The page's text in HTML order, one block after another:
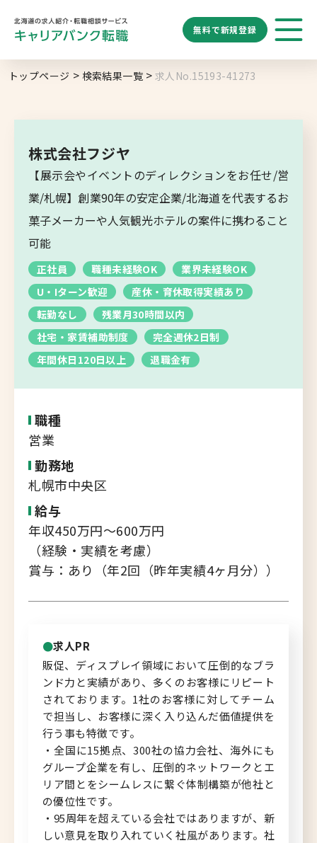
無料で新規登録
キャリアバンク
北海道へのU・Iターン向け
転職情報
キャリアマップ
転職の体験談
転職と年収のハナシ
転職コラム
求人を探す ブックマーク
転職支援サービス
勤務地 業種 職種
道央エリア
空知エリア
道東エリア
釧路・根室エリア
オホーツクエリア
後志エリア
胆振・日高エリア
道北・旭川エリア
稚内・留萌エリア
道南エリア
フルリモート
北海道以外
トップページ 検索結果一覧 求人No.15193-41273
株式会社フジヤ
【展示会やイベントのディレクションをお任せ/営
業/札幌】創業90年の安定企業/北海道を代表するお
菓子メーカーや人気観光ホテルの案件に携わること
可能
正社員 職種未経験OK
業界未経験OK
U・Iターン歓迎
産休・育休取得実績あり
転勤なし
残業月30時間以内
社宅・家賃補助制度
完全週休2日制
年間休日120日以上
退職金有
職種
営業
勤務地
札幌市中央区
給与
年収450万円～600万円
（経験・実績を考慮）
賞与：あり（年2回（昨年実績4ヶ月分））
求人PR
販促、ディスプレイ領域において圧倒的なブラ
ンド力と実績があり、多くのお客様にリピート
されております。1社のお客様に対してチーム
で担当し、お客様に深く入り込んだ価値提供を
行う事も特徴です。
・全国に15拠点、300社の協力会社、海外にも
グループ企業を有し、圧倒的ネットワークとエ
リア間とをシームレスに繋ぐ体制構築が他社と
の優位性です。
・95周年を超えている会社ではありますが、新
しい意見を取り入れていく社風があります。社